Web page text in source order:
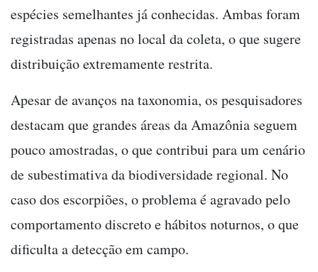
espécies semelhantes já conhecidas. Ambas foram
registradas apenas no local da coleta, o que sugere
distribuição extremamente restrita.
Apesar de avanços na taxonomia, os pesquisadores
destacam que grandes áreas da Amazônia seguem
pouco amostradas, o que contribui para um cenário
de subestimativa da biodiversidade regional. No
caso dos escorpiões, o problema é agravado pelo
comportamento discreto e hábitos noturnos, o que
dificulta a detecção em campo.